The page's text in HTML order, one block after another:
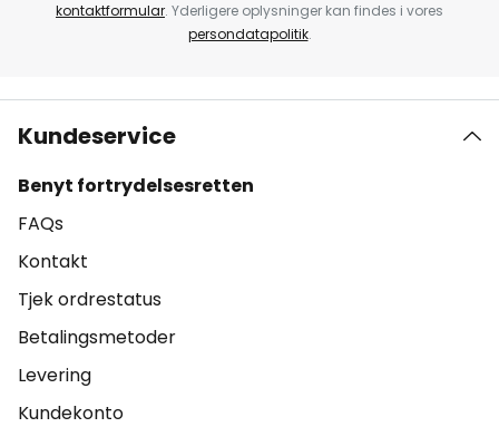
kontaktformular. Yderligere oplysninger kan findes i vores
persondatapolitik.
Kundeservice
Benyt fortrydelsesretten
FAQs
Kontakt
Tjek ordrestatus
Betalingsmetoder
Levering
Kundekonto